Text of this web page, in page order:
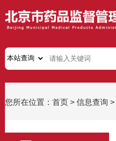
您所在位置： 首页 > 信息查询 >